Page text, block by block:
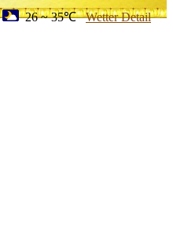
26 ~ 35℃ Wetter Detail